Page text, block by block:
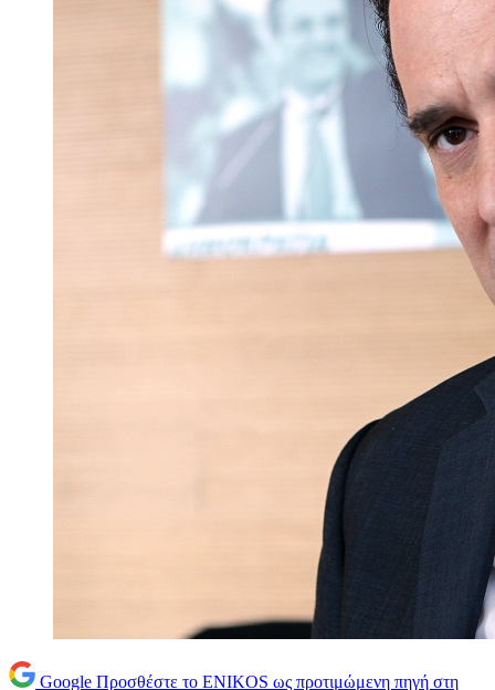
Google Προσθέστε το ENIKOS ως προτιμώμενη πηγή στη